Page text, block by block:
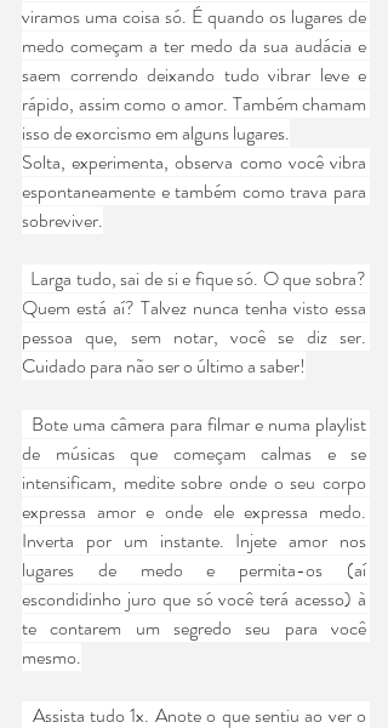
viramos uma coisa só. É quando os lugares de
medo começam a ter medo da sua audácia e
saem correndo deixando tudo vibrar leve e
rápido, assim como o amor. Também chamam
isso de exorcismo em alguns lugares.
Solta, experimenta, observa como você vibra
espontaneamente e também como trava para
sobreviver.
Quem está aí? Talvez nunca tenha visto essa
pessoa que, sem notar, você se diz ser.
Cuidado para não ser o último a saber!
de músicas que começam calmas e se
intensificam, medite sobre onde o seu corpo
expressa amor e onde ele expressa medo.
Inverta por um instante. Injete amor nos
lugares de medo e permita-os (aí
escondidinho juro que só você terá acesso) à
te contarem um segredo seu para você
mesmo.